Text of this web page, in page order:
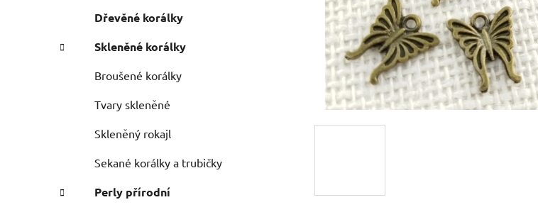
n
Dřevěné korálky
Skleněné korálky
Broušené korálky
Tvary skleněné
Skleněný rokajl
Sekané korálky a trubičky
Perly přírodní